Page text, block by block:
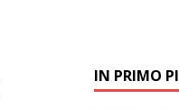
IN PRIMO